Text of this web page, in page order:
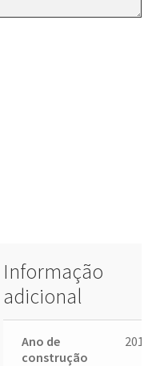
Informação
adicional
Ano de
construção
2010